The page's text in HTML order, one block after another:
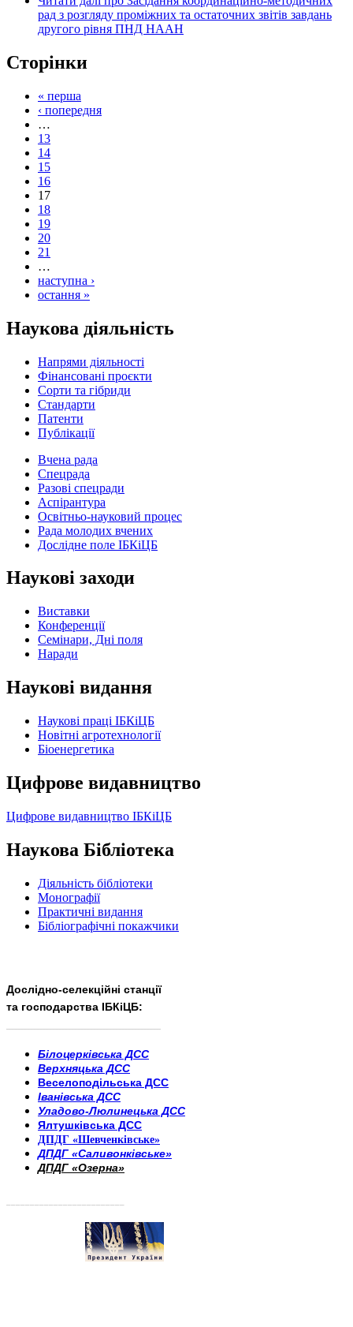
рад з розгляду проміжних та остаточних звітів завдань
другого рівня ПНД НААН
Сторінки
« перша
‹ попередня
…
13
14
15
16
17
18
19
20
21
…
наступна ›
остання »
Наукова діяльність
Напрями діяльності
Фінансовані проєкти
Сорти та гібриди
Стандарти
Патенти
Публікації
Вчена рада
Спецрада
Разові спецради
Аспірантура
Освітньо-науковий процес
Рада молодих вчених
Дослідне поле ІБКіЦБ
Наукові заходи
Виставки
Конференції
Семінари, Дні поля
Наради
Наукові видання
Наукові праці ІБКіЦБ
Новітні агротехнології
Бiоенергетика
Цифрове видавництво
Цифрове видавництво ІБКіЦБ
Наукова Бібліотека
Діяльність бібліотеки
Монографії
Практичні видання
Бібліографічні покажчики
Дослідно-селекційні станції
та господарства ІБКіЦБ:
Білоцерківська ДСС
Верхняцька ДСС
Веселоподільська ДСС
Іванівська ДСС
Уладово-Люлинецька ДСС
Ялтушківська ДСС
ДПДГ «Шевченківське»
ДПДГ «Саливонківське»
ДПДГ «Озерна»